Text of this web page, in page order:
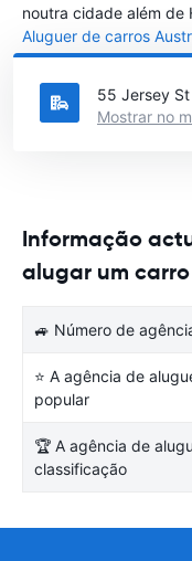
noutra cidade além de
Aluguer de carros
cidade em Austrália
55 Jersey St
Mostrar no
Informação
alugar um
🚙 Número de
⭐ A agência de
popular
🏆 A agência de
classificação